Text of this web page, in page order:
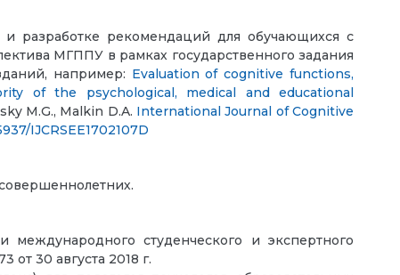
разработке рекомендаций для обучающихся с
МГППУ в рамках государственного задания
например: Evaluation of cognitive functions,
of the psychological, medical and educational
M.G., Malkin D.A. International Journal of Cognitive
IJCRSEE1702107D
студенческого и экспертного
30 августа 2018 г.